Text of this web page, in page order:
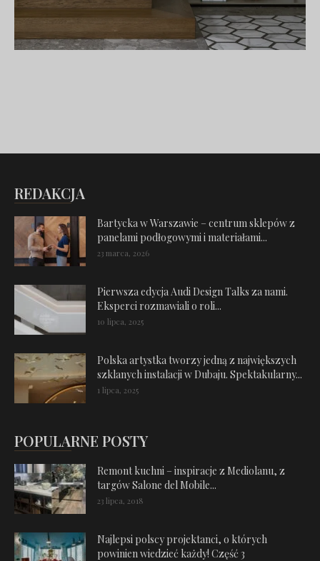
REDAKCJA
Bartycka w Warszawie – centrum sklepów z
panelami podłogowymi i materiałami...
23 marca, 2026
Pierwsza edycja Audi Design Talks za nami.
Eksperci rozmawiali o roli...
10 lipca, 2025
Polska artystka tworzy jedną z największych
szklanych instalacji w Dubaju. Spektakularny...
1 lipca, 2025
POPULARNE POSTY
Remont kuchni – inspiracje z Mediolanu, z
targów Salone del Mobile...
23 lipca, 2018
Najlepsi polscy projektanci, o których
powinien wiedzieć każdy! Część 3